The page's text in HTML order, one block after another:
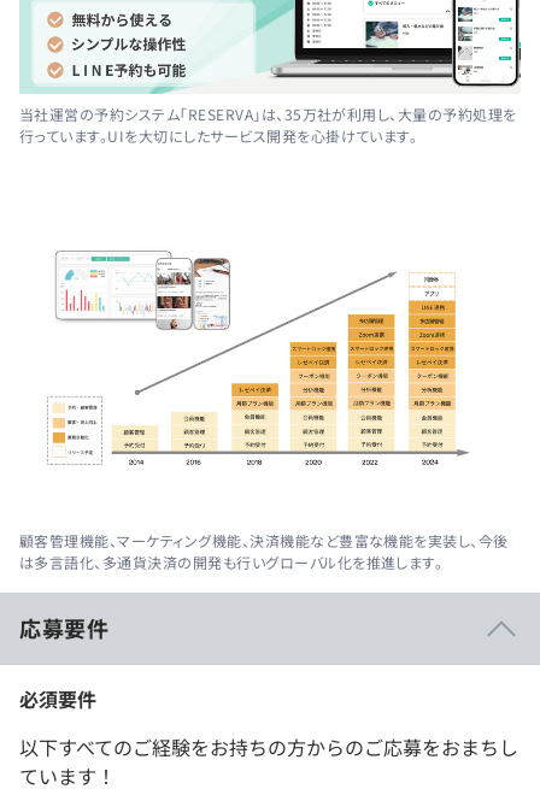
当社運営の予約システム「RESERVA」は、35万社が利用し、大量の予約処理を
行っています。UIを大切にしたサービス開発を心掛けています。
顧客管理機能、マーケティング機能、決済機能など豊富な機能を実装し、今後
は多言語化、多通貨決済の開発も行いグローバル化を推進します。
応募要件
必須要件
以下すべてのご経験をお持ちの方からのご応募をおまちし
ています！